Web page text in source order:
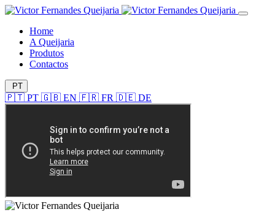
Home
A Queijaria
Produtos
Contactos
PT
🇵🇹 PT 🇬🇧 EN 🇫🇷 FR 🇩🇪 DE